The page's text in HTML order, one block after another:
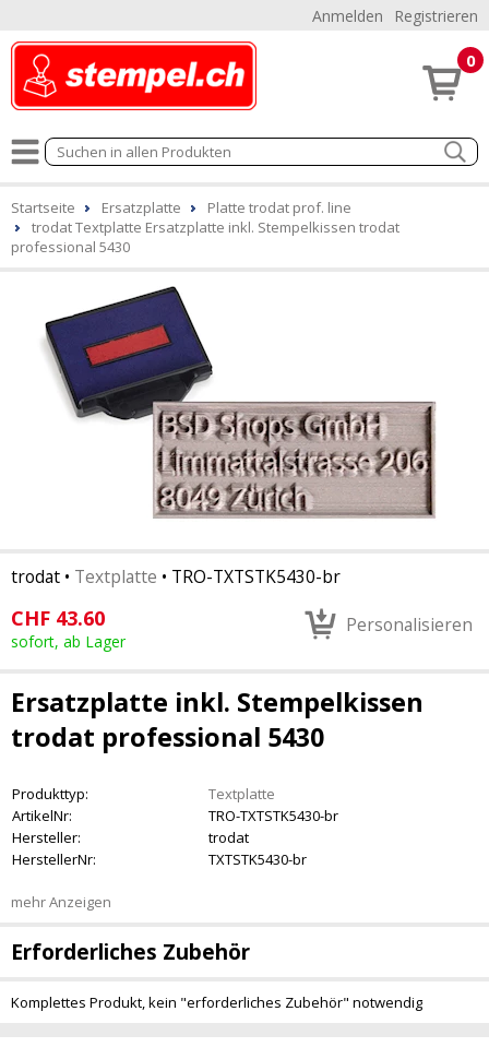
Anmelden Registrieren
0
Startseite Ersatzplatte
Platte trodat prof. line
trodat Textplatte Ersatzplatte inkl. Stempelkissen trodat
professional 5430
trodat • Textplatte • TRO-TXTSTK5430-br
CHF 43.60
sofort, ab Lager
Personalisieren
Ersatzplatte inkl. Stempelkissen
trodat professional 5430
Produkttyp:
Textplatte
ArtikelNr:
TRO-TXTSTK5430-br
Hersteller:
trodat
HerstellerNr:
TXTSTK5430-br
mehr Anzeigen
Erforderliches Zubehör
Komplettes Produkt, kein "erforderliches Zubehör" notwendig